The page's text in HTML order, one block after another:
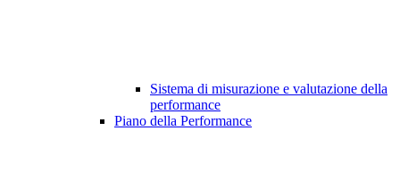
Sistema di misurazione e valutazione della
performance
Piano della Performance